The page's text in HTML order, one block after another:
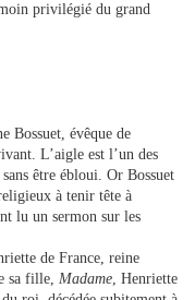
privilégié du grand
Bossuet, évêque de
L’aigle est l’un des
être ébloui. Or Bossuet
à tenir tête à
lu un sermon sur les
de France, reine
sa fille, Madame, Henriette